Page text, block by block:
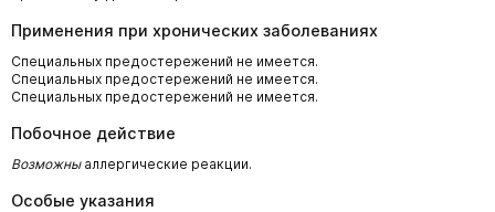
Применения при хронических заболеваниях
Специальных предостережений не имеется.
Специальных предостережений не имеется.
Специальных предостережений не имеется.
Побочное действие
Возможныаллергические реакции.
Особые указания